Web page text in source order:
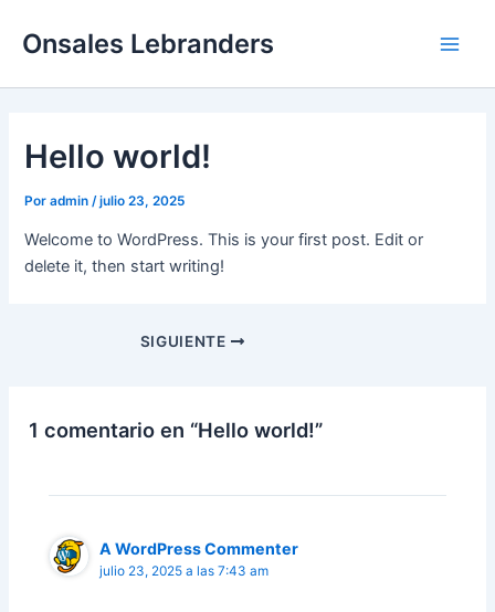
Onsales Lebranders
Hello world!
Poradmin /julio 23, 2025
Welcome to WordPress. This is your first post. Edit or
delete it, then start writing!
SIGUIENTE
1 comentario en “Hello world!”
A WordPress Commenter
julio 23, 2025 a las 7:43 am